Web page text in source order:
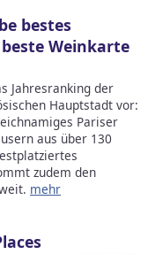
bestes
Weinkarte
Jahresranking der
Hauptstadt vor:
Pariser
aus über 130
zudem den
mehr